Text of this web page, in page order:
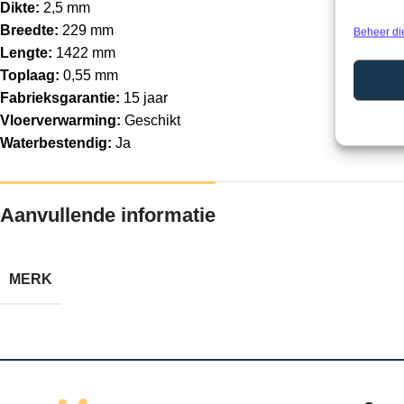
Beheer
Dikte: 2,5 mm
Breedte: 229 mm
Lengte: 1422 mm
Toplaag: 0,55 mm
Fabrieksgarantie: 15 jaar
Vloerverwarming: Geschikt
Waterbestendig: Ja
Aanvullende informatie
MERK